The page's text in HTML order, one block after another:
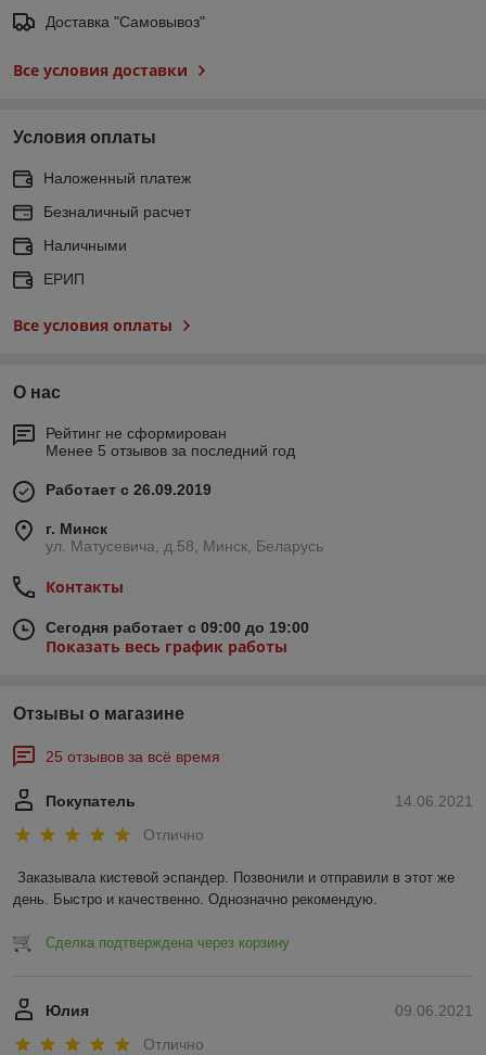
Доставка "Самовывоз"
Все условия доставки
Условия оплаты
Наложенный платеж
Безналичный расчет
Наличными
ЕРИП
Все условия оплаты
О нас
Рейтинг не сформирован
Менее 5 отзывов за последний год
Работает с 26.09.2019
г. Минск
ул. Матусевича, д.58, Минск, Беларусь
Контакты
Сегодня работает с 09:00 до 19:00
Показать весь график работы
Отзывы о магазине
25 отзывов за всё время
14.06.2021
Покупатель
Отлично
Заказывала кистевой эспандер. Позвонили и отправили в этот же
день. Быстро и качественно. Однозначно рекомендую.
Сделка подтверждена через корзину
09.06.2021
Юлия
Отлично